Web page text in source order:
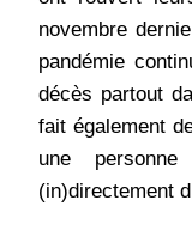
novembre
pandémie
décès partout
fait également
une
(in)directement